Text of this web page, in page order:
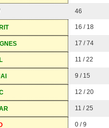
46
16 / 18
17 / 74
11 / 22
9 / 15
12 / 20
11 / 25
0 / 9